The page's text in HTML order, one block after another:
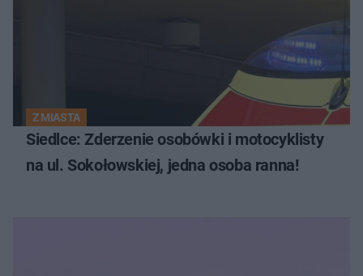
Z MIASTA
Siedlce: Zderzenie osobówki i motocyklisty
na ul. Sokołowskiej, jedna osoba ranna!